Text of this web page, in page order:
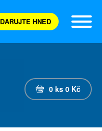
DARUJTE HNED
0 ks 0 Kč